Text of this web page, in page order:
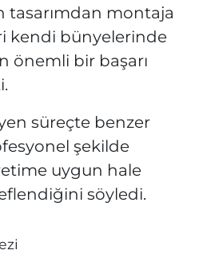
tasarımdan montaja
kendi bünyelerinde
önemli bir başarı
süreçte benzer
şekilde
uygun hale
söyledi.